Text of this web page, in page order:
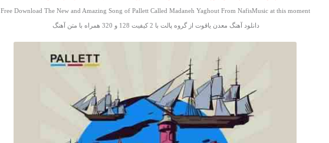
Free Download The New and Amazing Song of Pallett Called Madaneh Yaghout From NafisMusic at this moment
دانلود آهنگ معدن یاقوت از گروه پالت با 2 کیفیت 128 و 320 همراه با متن آهنگ